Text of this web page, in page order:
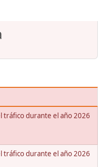
tráfico durante el año 2026
tráfico durante el año 2026